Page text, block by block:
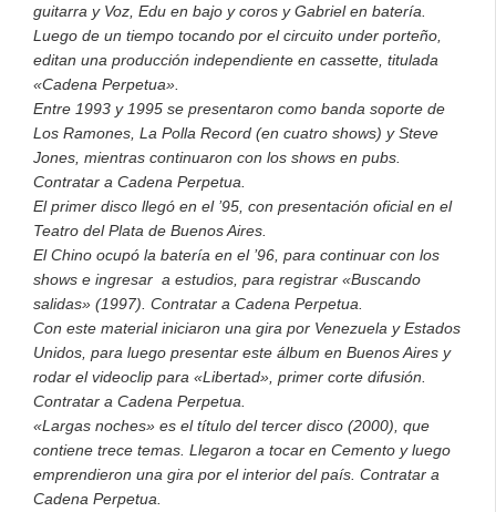
guitarra y Voz, Edu en bajo y coros y Gabriel en batería.
Luego de un tiempo tocando por el circuito under porteño,
editan una producción independiente en cassette, titulada
«Cadena Perpetua».
Entre 1993 y 1995 se presentaron como banda soporte de
Los Ramones, La Polla Record (en cuatro shows) y Steve
Jones, mientras continuaron con los shows en pubs.
Contratar a Cadena Perpetua.
El primer disco llegó en el ’95, con presentación oficial en el
Teatro del Plata de Buenos Aires.
El Chino ocupó la batería en el ’96, para continuar con los
shows e ingresar a estudios, para registrar «Buscando
salidas» (1997). Contratar a Cadena Perpetua.
Con este material iniciaron una gira por Venezuela y Estados
Unidos, para luego presentar este álbum en Buenos Aires y
rodar el videoclip para «Libertad», primer corte difusión.
Contratar a Cadena Perpetua.
«Largas noches» es el título del tercer disco (2000), que
contiene trece temas. Llegaron a tocar en Cemento y luego
emprendieron una gira por el interior del país. Contratar a
Cadena Perpetua.